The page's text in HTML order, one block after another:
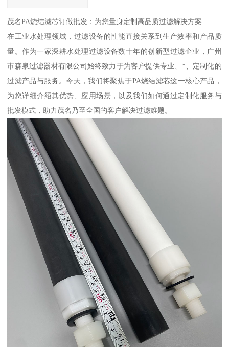
茂名PA烧结滤芯订做批发：为您量身定制高品质过滤解决方案
在工业水处理领域，过滤设备的性能直接关系到生产效率和产品质
量。作为一家深耕水处理过滤设备数十年的创新型过滤企业，广州
市森泉过滤器材有限公司始终致力于为客户提供专业、*、定制化的
过滤产品与服务。今天，我们将聚焦于PA烧结滤芯这一核心产品，
为您详细介绍其优势、应用场景，以及我们如何通过定制化服务与
批发模式，助力茂名乃至全国的客户解决过滤难题。